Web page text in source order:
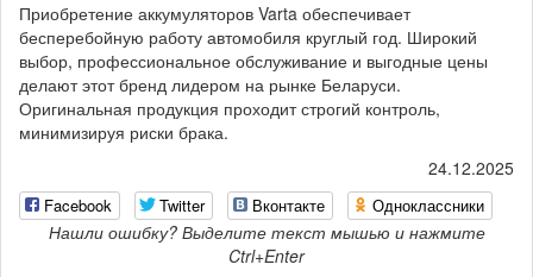
Приобретение аккумуляторов Varta обеспечивает
бесперебойную работу автомобиля круглый год. Широкий
выбор, профессиональное обслуживание и выгодные цены
делают этот бренд лидером на рынке Беларуси.
Оригинальная продукция проходит строгий контроль,
минимизируя риски брака.
24.12.2025
Facebook Twitter Вконтакте Одноклассники
Нашли ошибку? Выделите текст мышью и нажмите
Ctrl+Enter